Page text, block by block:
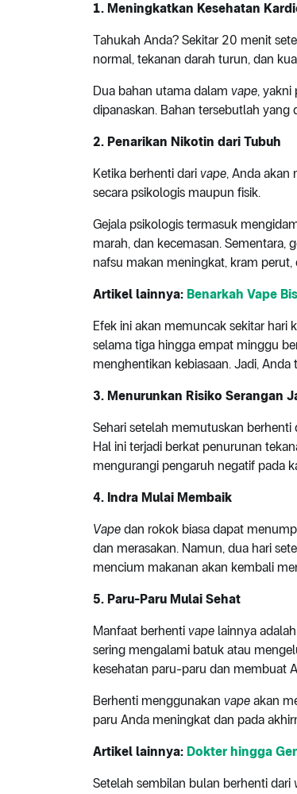
1. Meningkatkan Kesehatan
Tahukah Anda? Sekitar 20 menit
normal, tekanan darah turun, dan
Dua bahan utama dalam vape, yakni
dipanaskan. Bahan tersebutlah yang
2. Penarikan Nikotin dari Tubuh
Ketika berhenti dari vape, Anda akan
secara psikologis maupun fisik.
Gejala psikologis termasuk
marah, dan kecemasan. Sementara,
nafsu makan meningkat, kram perut,
Artikel lainnya: Benarkah Vape
Efek ini akan memuncak sekitar hari
selama tiga hingga empat minggu
menghentikan kebiasaan. Jadi,
3. Menurunkan Risiko Serangan
Sehari setelah memutuskan berhenti
Hal ini terjadi berkat penurunan
mengurangi pengaruh negatif pada
4. Indra Mulai Membaik
Vape dan rokok biasa dapat
dan merasakan. Namun, dua hari
mencium makanan akan kembali
5. Paru-Paru Mulai Sehat
Manfaat berhenti vape lainnya
sering mengalami batuk atau
kesehatan paru-paru dan membuat
Berhenti menggunakan vape akan
paru Anda meningkat dan pada
Artikel lainnya: Dokter hingga
Setelah sembilan bulan berhenti dari